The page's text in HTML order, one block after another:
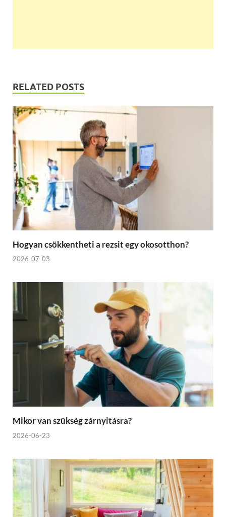
RELATED POSTS
Hogyan csökkentheti a rezsit egy okosotthon?
2026-07-03
Mikor van szükség zárnyitásra?
2026-06-23